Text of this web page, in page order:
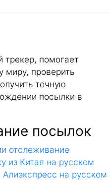
трекер, помогает
миру, проверить
точную
посылки в
посылок
отслеживание
из Китая на русском
на русском